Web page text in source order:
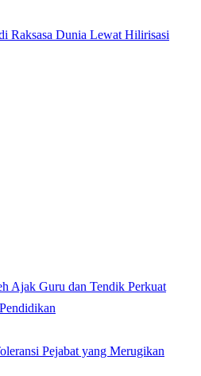
Raksasa Dunia Lewat Hilirisasi
Ajak Guru dan Tendik Perkuat
Pejabat yang Merugikan